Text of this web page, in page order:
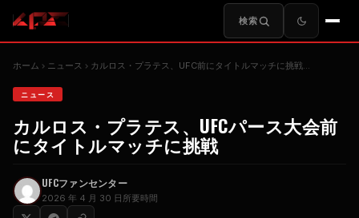
検索
ホーム ニュース カルロス・プラテス、UFC前にタイトルマッチに挑戦…
ニュース
カルロス・プラテス、UFCパース大会前
にタイトルマッチに挑戦
UFCファンセンター
2026 年 4 月 30 日 所要時間